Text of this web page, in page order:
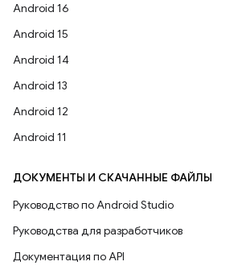
Android 16
Android 15
Android 14
Android 13
Android 12
Android 11
ДОКУМЕНТЫ И СКАЧАННЫЕ ФАЙЛЫ
Руководство по Android Studio
Руководства для разработчиков
Документация по API